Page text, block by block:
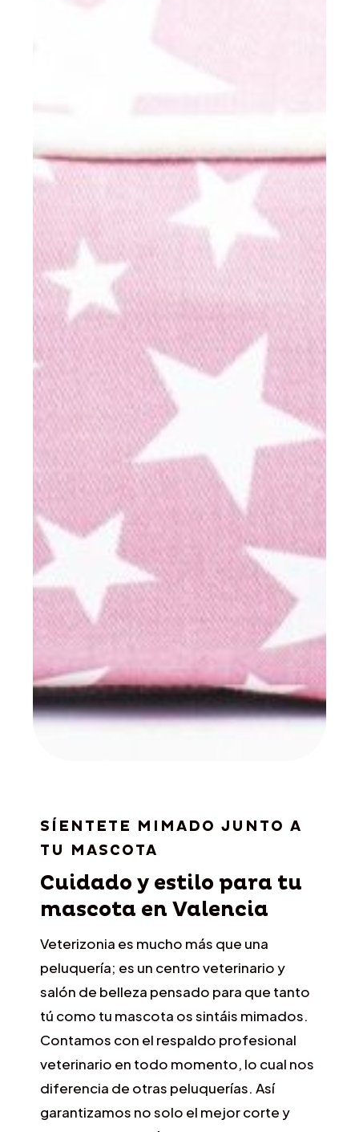
SÍENTETE MIMADO JUNTO A
TU MASCOTA
Cuidado y estilo para tu
mascota en Valencia
Veterizonia es mucho más que una
peluquería; es un centro veterinario y
salón de belleza pensado para que tanto
tú como tu mascota os sintáis mimados.
Contamos con el respaldo profesional
veterinario en todo momento, lo cual nos
diferencia de otras peluquerías. Así
garantizamos no solo el mejor corte y